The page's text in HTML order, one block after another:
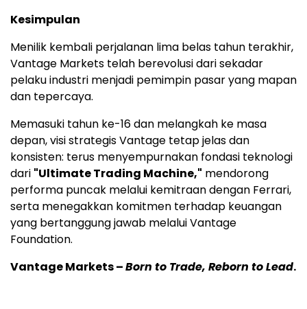
Kesimpulan
Menilik kembali perjalanan lima belas tahun terakhir,
Vantage Markets telah berevolusi dari sekadar
pelaku industri menjadi pemimpin pasar yang mapan
dan tepercaya.
Memasuki tahun ke-16 dan melangkah ke masa
depan, visi strategis Vantage tetap jelas dan
konsisten: terus menyempurnakan fondasi teknologi
dari "Ultimate Trading Machine," mendorong
performa puncak melalui kemitraan dengan Ferrari,
serta menegakkan komitmen terhadap keuangan
yang bertanggung jawab melalui Vantage
Foundation.
Vantage Markets –Born to Trade, Reborn to Lead.